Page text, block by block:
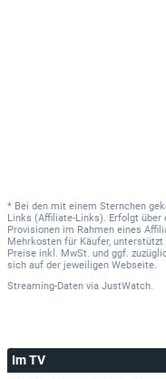
* Bei den mit einem Sternchen
Links (Affiliate-Links). Erfolgt
Provisionen im Rahmen eines
Mehrkosten für Käufer,
Preise inkl. MwSt. und ggf.
sich auf der jeweiligen Webseite.
Streaming-Daten via JustWatch.
Im TV